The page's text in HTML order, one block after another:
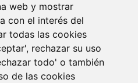
web y mostrar
con el interés del
todas las cookies
rechazar su uso
todo' o también
de las cookies